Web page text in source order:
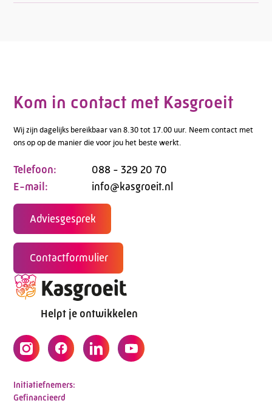
Kom in contact met Kasgroeit
Wij zijn dagelijks bereikbaar van 8.30 tot 17.00 uur. Neem contact met
ons op op de manier die voor jou het beste werkt.
Telefoon:
088 - 329 20 70
E-mail:
info@kasgroeit.nl
Adviesgesprek
Contactformulier
Helpt je ontwikkelen
Initiatiefnemers:
Gefinancieerd